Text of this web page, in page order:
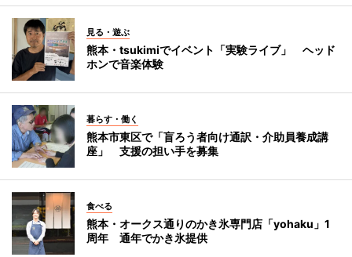
見る・遊ぶ
熊本・tsukimiでイベント「実験ライブ」 ヘッド
ホンで音楽体験
暮らす・働く
熊本市東区で「盲ろう者向け通訳・介助員養成講
座」 支援の担い手を募集
食べる
熊本・オークス通りのかき氷専門店「yohaku」1
周年 通年でかき氷提供